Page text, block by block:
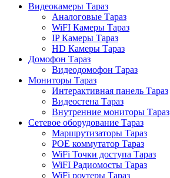
Видеокамеры Тараз
Аналоговые Тараз
WiFI Камеры Тараз
IP Камеры Тараз
HD Камеры Тараз
Домофон Тараз
Видеодомофон Тараз
Мониторы Тараз
Интерактивная панель Тараз
Видеостена Тараз
Внутренние мониторы Тараз
Сетевое оборудование Тараз
Маршрутизаторы Тараз
POE коммутатор Тараз
WiFi Точки доступа Тараз
WiFI Радиомосты Тараз
WiFi роутеры Тараз